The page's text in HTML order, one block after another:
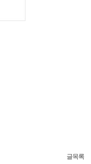
글목록